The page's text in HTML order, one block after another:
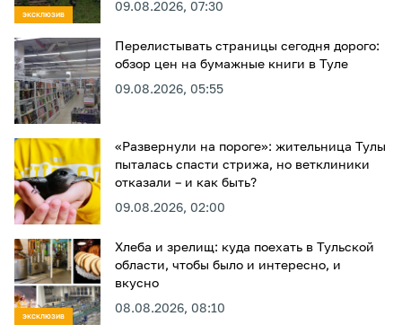
ЭКСКЛЮЗИВ
09.08.2026, 07:30
Перелистывать страницы сегодня дорого:
обзор цен на бумажные книги в Туле
09.08.2026, 05:55
«Развернули на пороге»: жительница Тулы
пыталась спасти стрижа, но ветклиники
отказали – и как быть?
09.08.2026, 02:00
ЭКСКЛЮЗИВ
Хлеба и зрелищ: куда поехать в Тульской
области, чтобы было и интересно, и
вкусно
08.08.2026, 08:10